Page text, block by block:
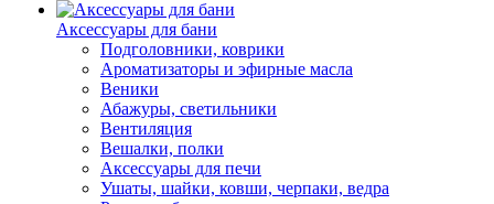
Аксессуары для бани
Подголовники, коврики
Ароматизаторы и эфирные масла
Веники
Абажуры, светильники
Вентиляция
Вешалки, полки
Аксессуары для печи
Ушаты, шайки, ковши, черпаки, ведра